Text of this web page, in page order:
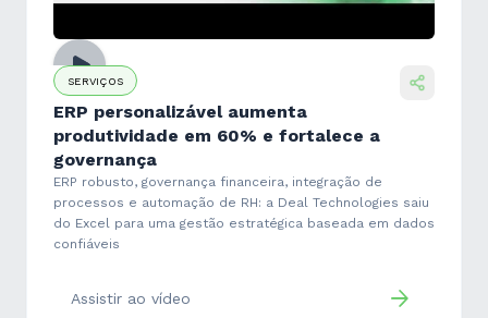
SERVIÇOS
ERP personalizável aumenta
produtividade em 60% e fortalece a
governança
ERP robusto, governança financeira, integração de
processos e automação de RH: a Deal Technologies saiu
do Excel para uma gestão estratégica baseada em dados
confiáveis
Assistir ao vídeo